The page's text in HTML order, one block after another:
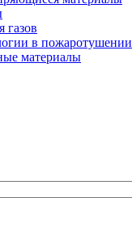
газов
в пожаротушении
материалы